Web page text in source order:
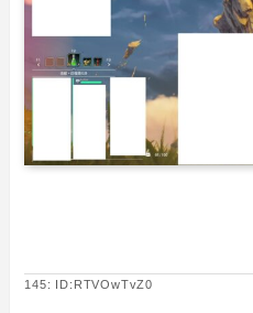
145: ID:RTVOwTvZ0